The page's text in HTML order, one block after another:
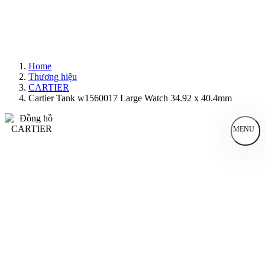
Home
Thương hiệu
CARTIER
Cartier Tank w1560017 Large Watch 34.92 x 40.4mm
MENU